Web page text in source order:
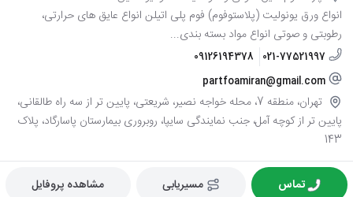
انواع ورق یونولیت (پلاستوفوم) فوم پلی اتیلن انواع عایق های حرارتی،
رطوبتی و صوتی انواع مواد بسته بندی...
021-77521997
09126194378
partfoamiran@gmail.com
تهران، منطقه 7، محله خواجه نصیر، شریعتی، پایین تر از سه راه طالقانی،
پایین تر از کوچه آمل، جنب نمایندگی سایپا، روبروری بیمارستان پاسارگاد، پلاک
143
تماس مسیریابی مشاهده پروفایل